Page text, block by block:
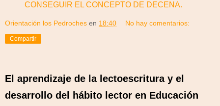
CONSEGUIR EL CONCEPTO DE DECENA.
Orientación los Pedroches en 18:40 No hay comentarios:
Compartir
El aprendizaje de la lectoescritura y el
desarrollo del hábito lector en Educación